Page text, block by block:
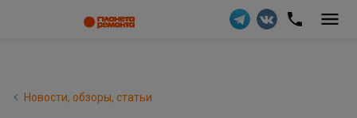
Новости, обзоры, статьи